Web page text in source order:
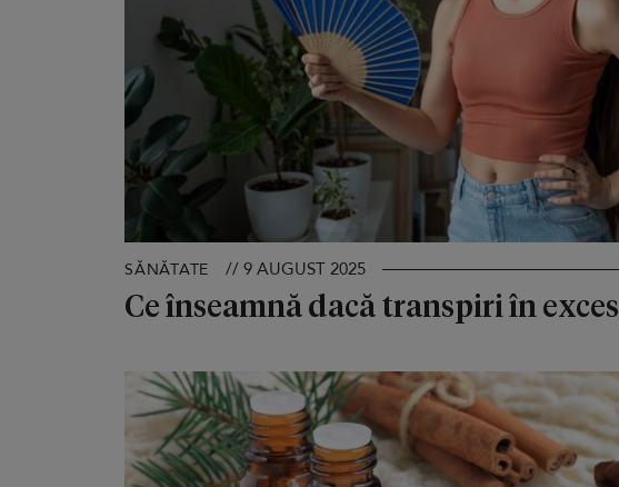
SĂNĂTATE // 9 AUGUST 2025
Ce înseamnă dacă transpiri în exces